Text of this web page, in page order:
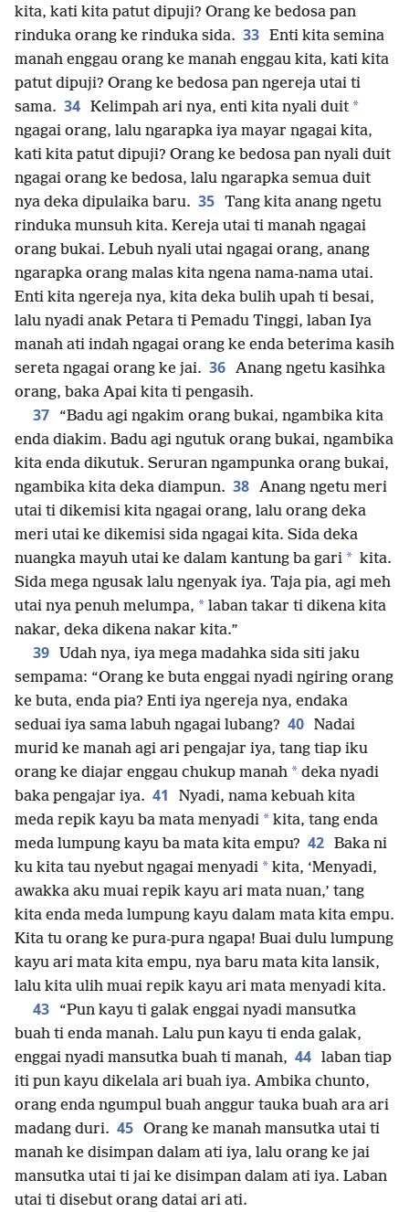
kita, kati kita patut dipuji? Orang ke bedosa pan
rinduka orang ke rinduka sida. 33 Enti kita semina
manah enggau orang ke manah enggau kita, kati kita
patut dipuji? Orang ke bedosa pan ngereja utai ti
sama. 34 Kelimpah ari nya, enti kita nyali duit *
ngagai orang, lalu ngarapka iya mayar ngagai kita,
kati kita patut dipuji? Orang ke bedosa pan nyali duit
ngagai orang ke bedosa, lalu ngarapka semua duit
nya deka dipulaika baru. 35 Tang kita anang ngetu
rinduka munsuh kita. Kereja utai ti manah ngagai
orang bukai. Lebuh nyali utai ngagai orang, anang
ngarapka orang malas kita ngena nama-nama utai.
Enti kita ngereja nya, kita deka bulih upah ti besai,
lalu nyadi anak Petara ti Pemadu Tinggi, laban Iya
manah ati indah ngagai orang ke enda beterima kasih
sereta ngagai orang ke jai. 36 Anang ngetu kasihka
orang, baka Apai kita ti pengasih.
37
“Badu agi ngakim orang bukai, ngambika kita
enda diakim. Badu agi ngutuk orang bukai, ngambika
kita enda dikutuk. Seruran ngampunka orang bukai,
ngambika kita deka diampun. 38 Anang ngetu meri
utai ti dikemisi kita ngagai orang, lalu orang deka
meri utai ke dikemisi sida ngagai kita. Sida deka
nuangka mayuh utai ke dalam kantung ba gari * kita.
Sida mega ngusak lalu ngenyak iya. Taja pia, agi meh
utai nya penuh melumpa, * laban takar ti dikena kita
nakar, deka dikena nakar kita.”
39
Udah nya, iya mega madahka sida siti jaku
sempama: “Orang ke buta enggai nyadi ngiring orang
ke buta, enda pia? Enti iya ngereja nya, endaka
seduai iya sama labuh ngagai lubang? 40 Nadai
murid ke manah agi ari pengajar iya, tang tiap iku
orang ke diajar enggau chukup manah * deka nyadi
baka pengajar iya. 41
Nyadi, nama kebuah kita
meda repik kayu ba mata menyadi * kita, tang enda
meda lumpung kayu ba mata kita empu? 42 Baka ni
ku kita tau nyebut ngagai menyadi * kita, ‘Menyadi,
awakka aku muai repik kayu ari mata nuan,’ tang
kita enda meda lumpung kayu dalam mata kita empu.
Kita tu orang ke pura-pura ngapa! Buai dulu lumpung
kayu ari mata kita empu, nya baru mata kita lansik,
lalu kita ulih muai repik kayu ari mata menyadi kita.
43
“Pun kayu ti galak enggai nyadi mansutka
buah ti enda manah. Lalu pun kayu ti enda galak,
enggai nyadi mansutka buah ti manah, 44 laban tiap
iti pun kayu dikelala ari buah iya. Ambika chunto,
orang enda ngumpul buah anggur tauka buah ara ari
madang duri. 45 Orang ke manah mansutka utai ti
manah ke disimpan dalam ati iya, lalu orang ke jai
mansutka utai ti jai ke disimpan dalam ati iya. Laban
utai ti disebut orang datai ari ati.